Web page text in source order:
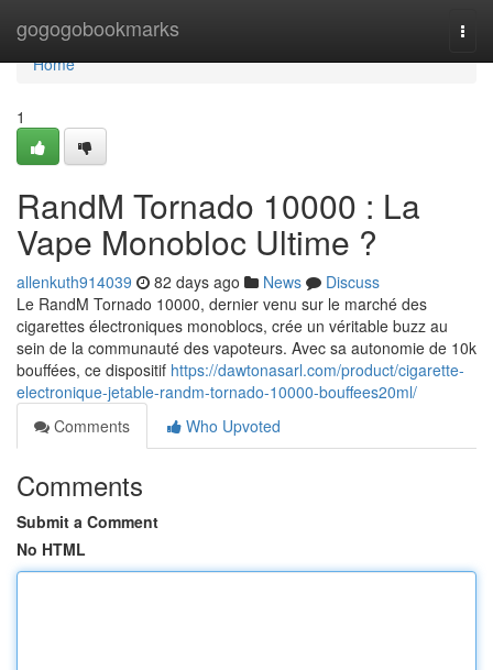
gogogobookmarks
Home
Home
1
RandM Tornado 10000 : La
Vape Monobloc Ultime ?
allenkuth914039 82 days ago News
Discuss
Le RandM Tornado 10000, dernier venu sur le marché des
cigarettes électroniques monoblocs, crée un véritable buzz au
sein de la communauté des vapoteurs. Avec sa autonomie de 10k
bouffées, ce dispositif https://dawtonasarl.com/product/cigarette-
electronique-jetable-randm-tornado-10000-bouffees20ml/
Comments
Who Upvoted
Comments
Submit a Comment
No HTML